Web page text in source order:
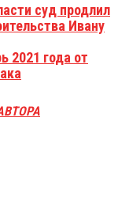
суд продлил
Ивану
2021 года от